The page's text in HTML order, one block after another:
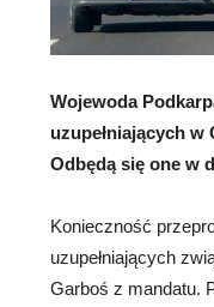
Wojewoda
uzupełniających w
Odbędą się one w
Konieczność
uzupełniających
Garboś z mandatu.